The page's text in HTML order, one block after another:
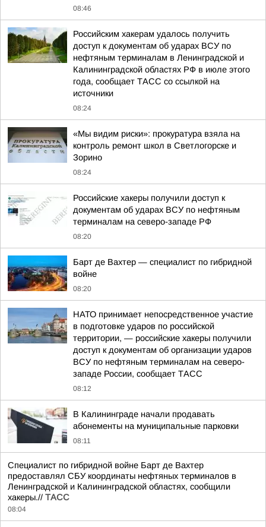
08:46
Российским хакерам удалось получить
доступ к документам об ударах ВСУ по
нефтяным терминалам в Ленинградской и
Калининградской областях РФ в июле этого
года, сообщает ТАСС со ссылкой на
источники
08:24
«Мы видим риски»: прокуратура взяла на
контроль ремонт школ в Светлогорске и
Зорино
08:24
Российские хакеры получили доступ к
документам об ударах ВСУ по нефтяным
терминалам на северо-западе РФ
08:20
Барт де Вахтер — специалист по гибридной
войне
08:20
НАТО принимает непосредственное участие
в подготовке ударов по российской
территории, — российские хакеры получили
доступ к документам об организации ударов
ВСУ по нефтяным терминалам на северо-
западе России, сообщает ТАСС
08:12
В Калининграде начали продавать
абонементы на муниципальные парковки
08:11
Специалист по гибридной войне Барт де Вахтер
предоставлял СБУ координаты нефтяных терминалов в
Ленинградской и Калининградской областях, сообщили
хакеры.// ТАСС
08:04